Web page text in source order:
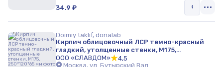
34.9 ₽
Doimiy taklif, donalab
Кирпич облицовочный ЛСР темно-красный
гладкий, утолщенные стенки, М175,
250*120*65 мм
ООО «СЛАВДОМ»
4,5
Москва, ул. Бутырский Вал